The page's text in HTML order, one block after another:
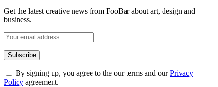
Get the latest creative news from FooBar about art, design and
business.
By signing up, you agree to the our terms and ourPrivacy
Policy agreement.